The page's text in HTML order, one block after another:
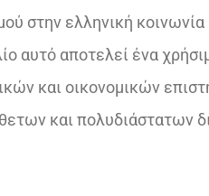
στην ελληνική κοινωνία
αυτό αποτελεί ένα
και οικονομικών
και πολυδιάστατων